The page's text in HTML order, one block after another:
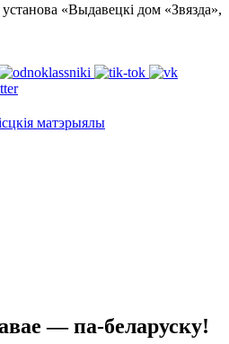
«Выдавецкі дом «Звязда»,
матэрыялы
— па-беларуску!